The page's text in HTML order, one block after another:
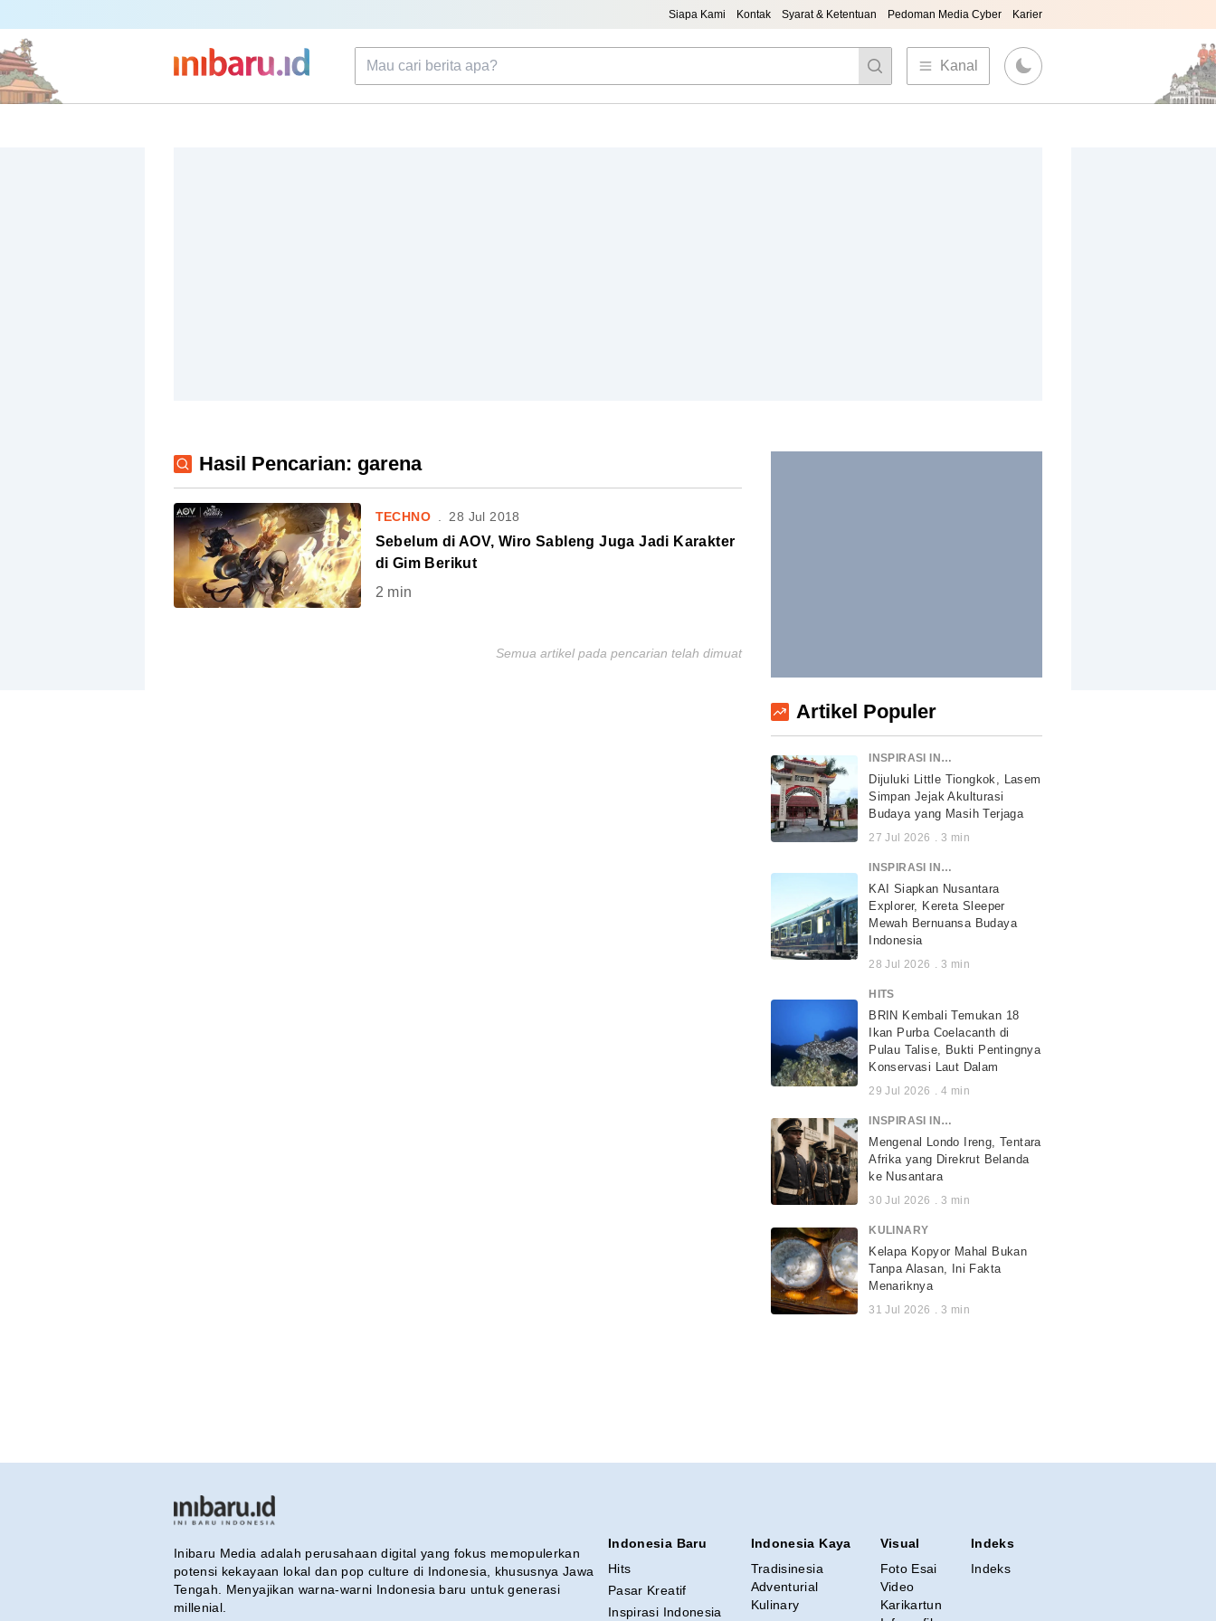
Siapa Kami Kontak Syarat & Ketentuan Pedoman Media Cyber Karier
Kanal
Hasil Pencarian: garena
TECHNO 28 Jul 2018
Sebelum di AOV, Wiro Sableng Juga Jadi Karakter
di Gim Berikut
2 min
Semua artikel pada pencarian telah dimuat
Artikel Populer
INSPIRASI INDONESIA
Dijuluki Little Tiongkok, Lasem
Simpan Jejak Akulturasi
Budaya yang Masih Terjaga
27 Jul 2026 . 3 min
INSPIRASI INDONESIA
KAI Siapkan Nusantara
Explorer, Kereta Sleeper
Mewah Bernuansa Budaya
Indonesia
28 Jul 2026 . 3 min
HITS
BRIN Kembali Temukan 18
Ikan Purba Coelacanth di
Pulau Talise, Bukti Pentingnya
Konservasi Laut Dalam
29 Jul 2026 . 4 min
INSPIRASI INDONESIA
Mengenal Londo Ireng, Tentara
Afrika yang Direkrut Belanda
ke Nusantara
30 Jul 2026 . 3 min
KULINARY
Kelapa Kopyor Mahal Bukan
Tanpa Alasan, Ini Fakta
Menariknya
31 Jul 2026 . 3 min
Inibaru Media adalah perusahaan digital yang fokus memopulerkan
potensi kekayaan lokal dan pop culture di Indonesia, khususnya Jawa
Tengah. Menyajikan warna-warni Indonesia baru untuk generasi
millenial.
Indonesia Baru
Hits
Pasar Kreatif
Inspirasi Indonesia
Indonesia Kaya
Tradisinesia
Adventurial
Kulinary
Visual
Foto Esai
Video
Karikartun
Indeks
Indeks